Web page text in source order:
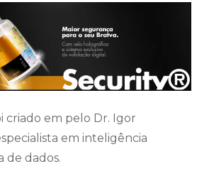
criado em pelo Dr. Igor
em inteligência
de dados.